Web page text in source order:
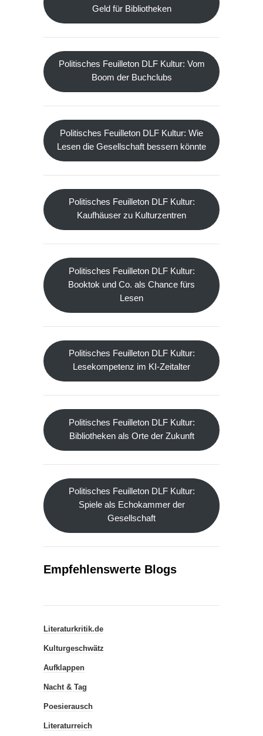
Geld für Bibliotheken
Politisches Feuilleton DLF Kultur: Vom
Boom der Buchclubs
Politisches Feuilleton DLF Kultur: Wie
Lesen die Gesellschaft bessern könnte
Politisches Feuilleton DLF Kultur:
Kaufhäuser zu Kulturzentren
Politisches Feuilleton DLF Kultur:
Booktok und Co. als Chance fürs
Lesen
Politisches Feuilleton DLF Kultur:
Lesekompetenz im KI-Zeitalter
Politisches Feuilleton DLF Kultur:
Bibliotheken als Orte der Zukunft
Politisches Feuilleton DLF Kultur:
Spiele als Echokammer der
Gesellschaft
Empfehlenswerte Blogs
Literaturkritik.de
Kulturgeschwätz
Aufklappen
Nacht & Tag
Poesierausch
Literaturreich